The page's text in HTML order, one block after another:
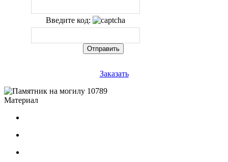
Введите код:
Заказать
Материал